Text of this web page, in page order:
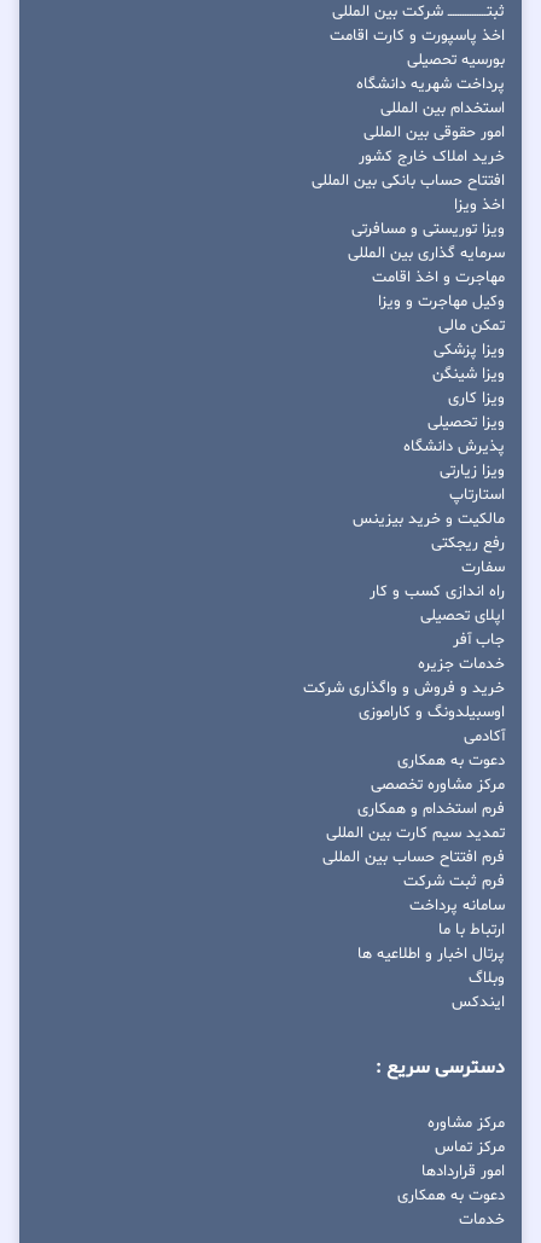
ثبتــــــــــــــــ شرکت بین المللی
اخذ پاسپورت و کارت اقامت
بورسیه تحصیلی
پرداخت شهریه دانشگاه
استخدام بین المللی
امور حقوقی بین المللی
خرید املاک خارج کشور
افتتاح حساب بانکی بین المللی
اخذ ویزا
ویزا توریستی و مسافرتی
سرمایه گذاری بین المللی
مهاجرت و اخذ اقامت
وکیل مهاجرت و ویزا
تمکن مالی
ویزا پزشکی
ویزا شینگن
ویزا کاری
ویزا تحصیلی
پذیرش دانشگاه
ویزا زیارتی
استارتاپ
مالکیت و خرید بیزینس
رفع ریجکتی
سفارت
راه اندازی کسب و کار
اپلای تحصیلی
جاب آفر
خدمات جزیره
خرید و فروش و واگذاری شرکت
اوسبیلدونگ و کاراموزی
آکادمی
دعوت به همکاری
مرکز مشاوره تخصصی
فرم استخدام و همکاری
تمدید سیم کارت بین المللی
فرم افتتاح حساب بین المللی
فرم ثبت شرکت
سامانه پرداخت
ارتباط با ما
پرتال اخبار و اطلاعیه ها
وبلاگ
ایندکس
دسترسی سریع :
مرکز مشاوره
مرکز تماس
امور قراردادها
دعوت به همکاری
خدمات